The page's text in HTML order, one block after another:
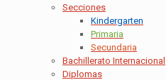
Secciones
Kindergarten
Primaria
Secundaria
Bachillerato Internacional
Diplomas